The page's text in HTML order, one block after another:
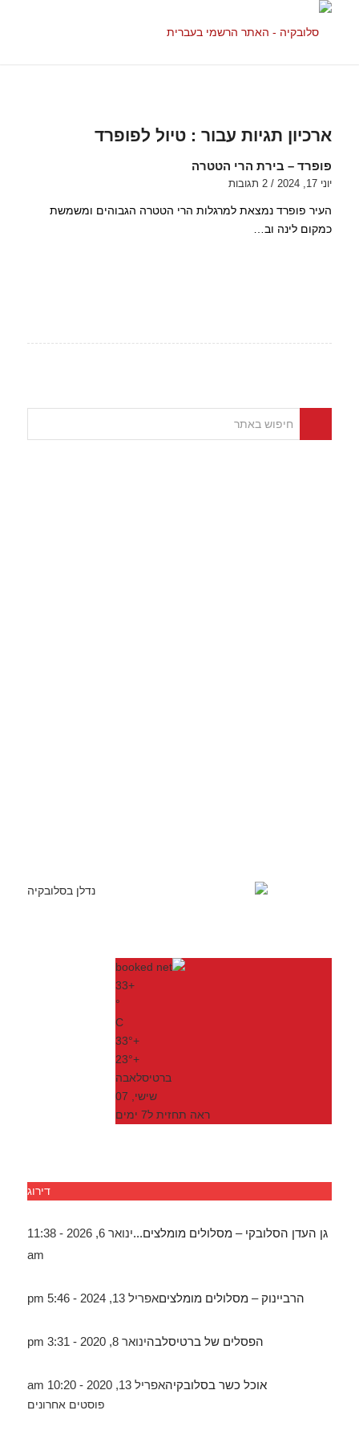
ארכיון תגיות עבור : טיול לפופרד
פופרד – בירת הרי הטטרה
יוני 17, 2024 / 2 תגובות
העיר פופרד נמצאת למרגלות הרי הטטרה הגבוהים ומשמשת
כמקום לינה וב…
+
33
°
C
+
33°
+
23°
ברטיסלאבה
שישי, 07
ראה תחזית ל7 ימים
דירוג
גן העדן הסלובקי – מסלולים מומלצים...
ינואר 6, 2026 - 11:38
am
הרביינוק – מסלולים מומלציםאפריל 13, 2024 - 5:46 pm
הפסלים של ברטיסלבהינואר 8, 2020 - 3:31 pm
אוכל כשר בסלובקיהאפריל 13, 2020 - 10:20 am
פוסטים אחרונים